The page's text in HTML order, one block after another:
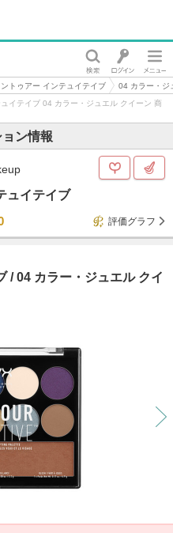
ントゥアー インテュイテイブ
04 カラー・ジ
イテイブ 04 カラー・ジュエル クイーン 商
ン情報
ュイテイブ
評価グラフ
/04 カラー・ジュエル クイ